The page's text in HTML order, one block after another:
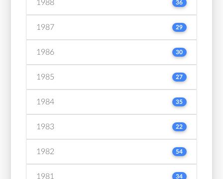
1988 36
1987 29
1986 30
1985 27
1984 35
1983 22
1982 54
1981 34